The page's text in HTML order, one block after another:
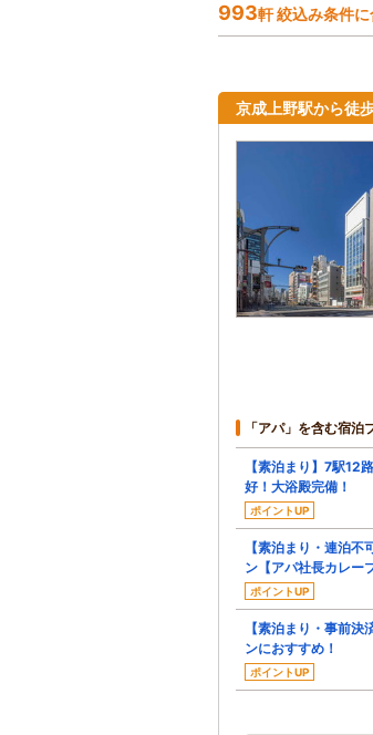
993軒 絞込み条件
京成上野駅から徒
「アパ」を含む宿泊
【素泊まり】7駅12
好！大浴殿完備！
ポイントUP
【素泊まり・連泊
ン【アパ社長カレー
ポイントUP
【素泊まり・事前決
ンにおすすめ！
ポイントUP